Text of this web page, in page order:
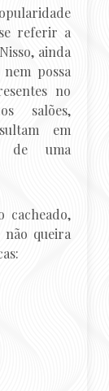
referir a
ainda
possa
no
salões,
em
de uma
cacheado,
não queira